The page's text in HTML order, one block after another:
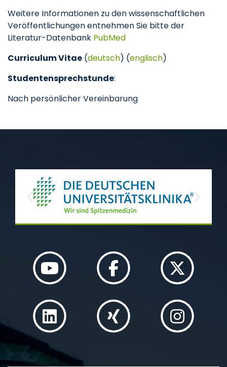
Weitere Informationen zu den wissenschaftlichen
Veröffentlichungen entnehmen Sie bitte der
Literatur-Datenbank PubMed
Curriculum Vitae (deutsch) (englisch)
Studentensprechstunde:
Nach persönlicher Vereinbarung
Previous Next